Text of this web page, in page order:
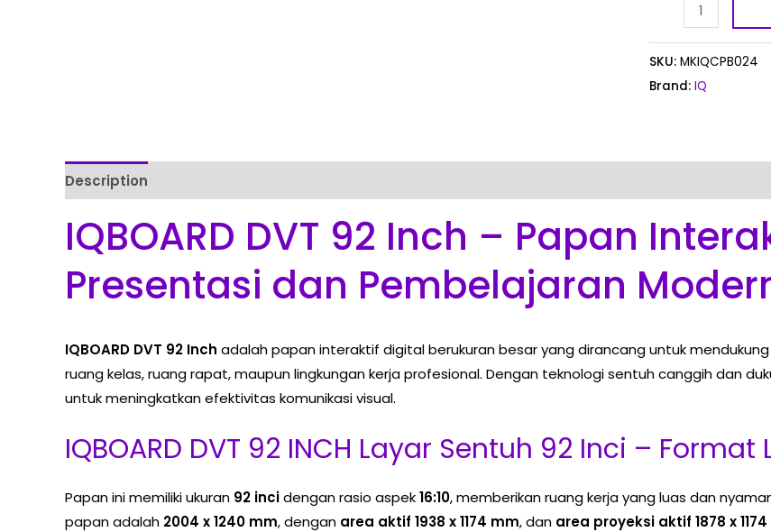
SKU: MKIQCPB024
Brand: IQ
Description
IQBOARD DVT 92 Inch – Papan
Presentasi dan Pembelajaran
IQBOARD DVT 92 Inch adalah papan interaktif digital berukuran besar yang dirancang untuk
ruang kelas, ruang rapat, maupun lingkungan kerja profesional. Dengan teknologi sentuh canggih dan
untuk meningkatkan efektivitas komunikasi visual.
IQBOARD DVT 92 INCH Layar Sentuh 92 Inci –
Papan ini memiliki ukuran 92 incidengan rasio aspek16:10, memberikan ruang kerja yang luas dan
papan adalah 2004 x 1240 mm, dengan area aktif 1938 x 1174 mm, dan area proyeksi aktif 1878 x